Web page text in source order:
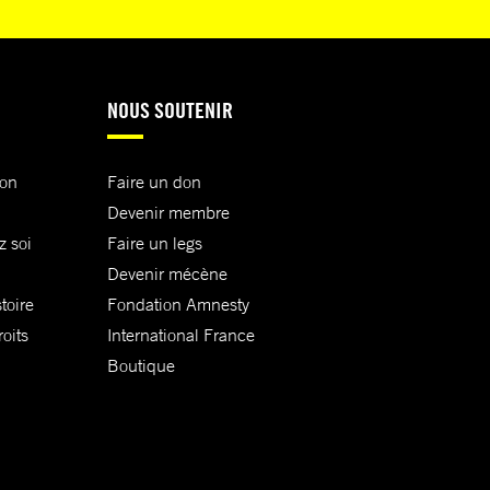
soi
NOUS SOUTENIR
Faire un don
Devenir membre
Faire un legs
Devenir mécène
Fondation Amnesty
International France
Boutique